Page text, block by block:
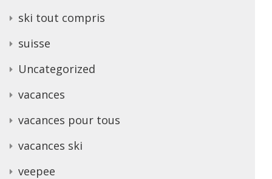
ski tout compris
suisse
Uncategorized
vacances
vacances pour tous
vacances ski
veepee